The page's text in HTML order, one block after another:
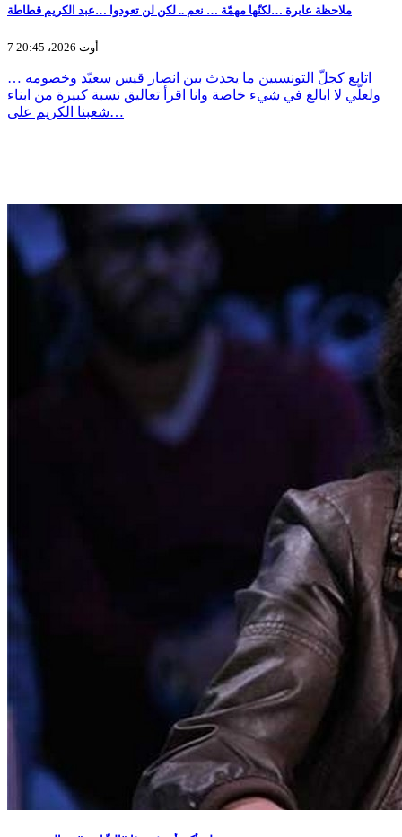
ملاحظة عابرة …لكنّها مهمّة … نعم .. لكن لن تعودوا …عبد الكريم قطاطة
7 أوت 2026، 20:45
اتابع كجلّ التونسيين ما يحدث بين انصار قيس سعيّد وخصومه …
ولعلّي لا ابالغ في شيء خاصة وانا اقرأ تعاليق نسبة كبيرة من ابناء
شعبنا الكريم على…